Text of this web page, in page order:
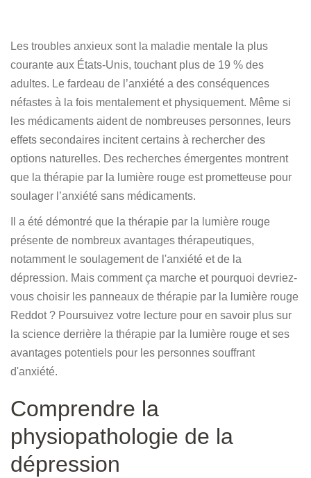
Les troubles anxieux sont la maladie mentale la plus
courante aux États-Unis, touchant plus de 19 % des
adultes. Le fardeau de l’anxiété a des conséquences
néfastes à la fois mentalement et physiquement. Même si
les médicaments aident de nombreuses personnes, leurs
effets secondaires incitent certains à rechercher des
options naturelles. Des recherches émergentes montrent
que la thérapie par la lumière rouge est prometteuse pour
soulager l’anxiété sans médicaments.
Il a été démontré que la thérapie par la lumière rouge
présente de nombreux avantages thérapeutiques,
notamment le soulagement de l'anxiété et de la
dépression. Mais comment ça marche et pourquoi devriez-
vous choisir les panneaux de thérapie par la lumière rouge
Reddot ? Poursuivez votre lecture pour en savoir plus sur
la science derrière la thérapie par la lumière rouge et ses
avantages potentiels pour les personnes souffrant
d'anxiété.
Comprendre la
physiopathologie de la
dépression